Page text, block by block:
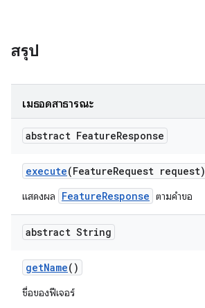
สรุป
เมธอดสาธารณะ
abstract FeatureResponse
execute(FeatureRequest request)
แสดงผล FeatureResponse ตามคำขอ
abstract String
getName()
ชื่อของฟีเจอร์